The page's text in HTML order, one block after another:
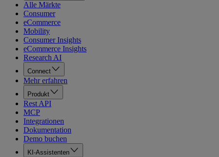
Alle Märkte
Consumer
eCommerce
Mobility
Consumer Insights
eCommerce Insights
Research AI
Connect
Mehr erfahren
Produkt
Rest API
MCP
Integrationen
Dokumentation
Demo buchen
KI-Assistenten